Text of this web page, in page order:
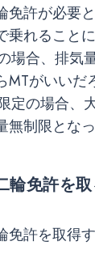
免許が必要
乗れることに
場合、排気
MTがいいだ
定の場合、
無制限となっ
輪免許を
免許を取得